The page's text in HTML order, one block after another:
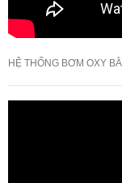
HỆ THỐNG BƠM OXY